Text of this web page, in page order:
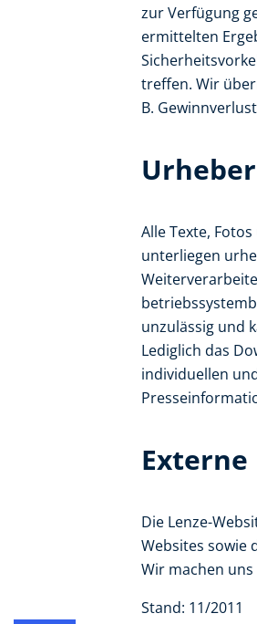
zur Verfügung
ermittelten
treffen. Wir
B.
Alle Texte,
unterliegen
unzulässig und
Lediglich das
individuellen
Externe
Die Lenze-
Websites sowie
Wir machen
Stand: 11/2011